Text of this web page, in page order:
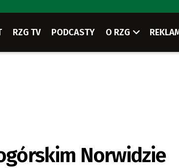
RZG TV PODCASTY O RZG
Norwidzie